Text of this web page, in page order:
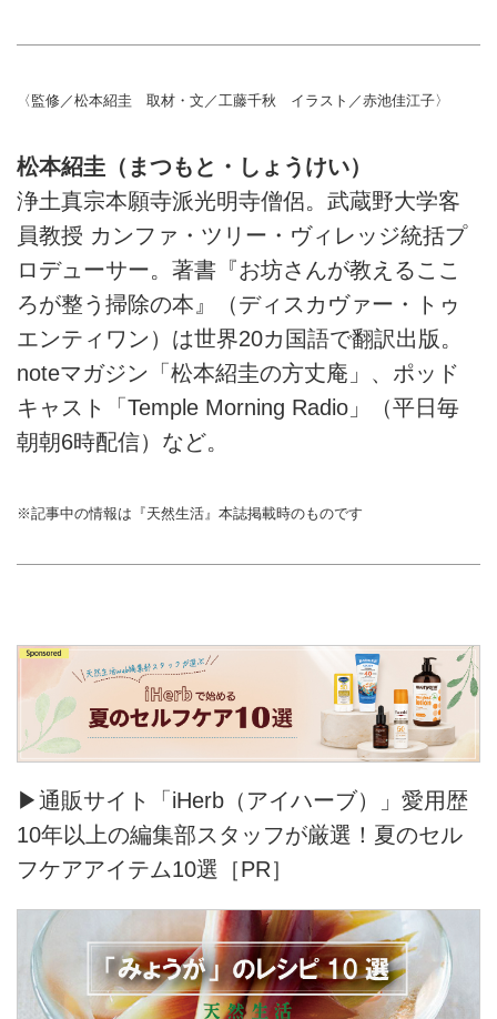
〈監修／松本紹圭 取材・文／工藤千秋 イラスト／赤池佳江子〉
松本紹圭（まつもと・しょうけい）
浄土真宗本願寺派光明寺僧侶。武蔵野大学客
員教授 カンファ・ツリー・ヴィレッジ統括プ
ロデューサー。著書『お坊さんが教えるここ
ろが整う掃除の本』（ディスカヴァー・トゥ
エンティワン）は世界20カ国語で翻訳出版。
noteマガジン「松本紹圭の方丈庵」、ポッド
キャスト「Temple Morning Radio」（平日毎
朝朝6時配信）など。
※記事中の情報は『天然生活』本誌掲載時のものです
▶通販サイト「iHerb（アイハーブ）」愛用歴
10年以上の編集部スタッフが厳選！夏のセル
フケアアイテム10選［PR］